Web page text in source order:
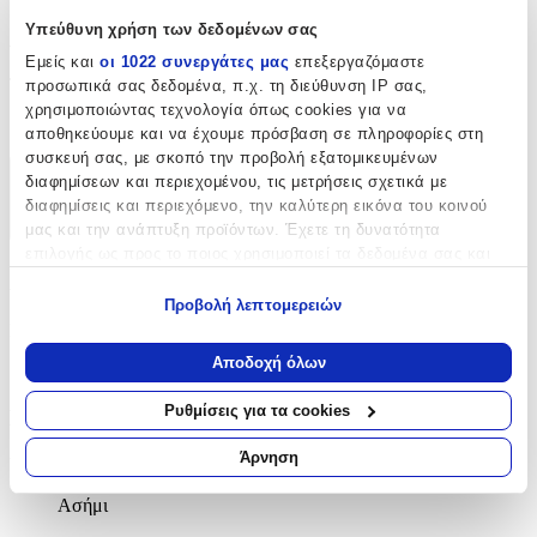
Υπεύθυνη χρήση των δεδομένων σας
Εμείς και οι 1022 συνεργάτες μας επεξεργαζόμαστε
προσωπικά σας δεδομένα, π.χ. τη διεύθυνση IP σας,
χρησιμοποιώντας τεχνολογία όπως cookies για να
αποθηκεύουμε και να έχουμε πρόσβαση σε πληροφορίες στη
συσκευή σας, με σκοπό την προβολή εξατομικευμένων
διαφημίσεων και περιεχομένου, τις μετρήσεις σχετικά με
διαφημίσεις και περιεχόμενο, την καλύτερη εικόνα του κοινού
μας και την ανάπτυξη προϊόντων. Έχετε τη δυνατότητα
Να συλλέξουμε πληροφορίες σχετικά με τη γεωγραφική
σας τοποθεσία, οι οποίες μπορεί να είναι ακριβείς σε
απόσταση μερικών μέτρων
Να αναγνωρίσουμε τη συσκευή σας σαρώνοντας ενεργά
για συγκεκριμένα χαρακτηριστικά (δακτυλικό αποτύπωμα)
Μάθετε περισσότερα σχετικά με τον τρόπο επεξεργασίας των
προσωπικών σας δεδομένων και καθορίστε τις προτιμήσεις σας
Προβολή λεπτομερειών
Αποδοχή όλων
Ρυθμίσεις για τα cookies
Άρνηση
Λεπτομέρειες
Τύπος:
Λαιμού
Χαρακτηριστικά
+
Βασικά Χαρακτηριστικά
Υλικό
Ασήμι